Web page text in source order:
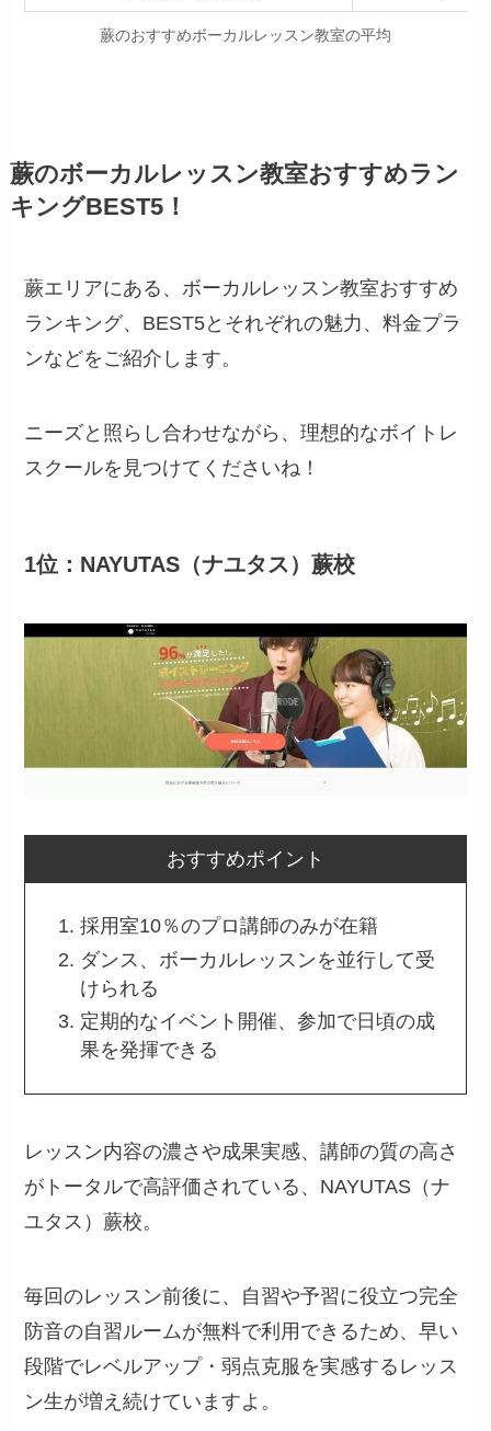
蕨のおすすめボーカルレッスン教室の平均
蕨のボーカルレッスン教室おすすめラン
キングBEST5！
蕨エリアにある、ボーカルレッスン教室おすすめ
ランキング、BEST5とそれぞれの魅力、料金プラ
ンなどをご紹介します。
ニーズと照らし合わせながら、理想的なボイトレ
スクールを見つけてくださいね！
1位：NAYUTAS（ナユタス）蕨校
おすすめポイント
採用室10％のプロ講師のみが在籍
ダンス、ボーカルレッスンを並行して受
けられる
定期的なイベント開催、参加で日頃の成
果を発揮できる
レッスン内容の濃さや成果実感、講師の質の高さ
がトータルで高評価されている、NAYUTAS（ナ
ユタス）蕨校。
毎回のレッスン前後に、自習や予習に役立つ完全
防音の自習ルームが無料で利用できるため、早い
段階でレベルアップ・弱点克服を実感するレッス
ン生が増え続けていますよ。